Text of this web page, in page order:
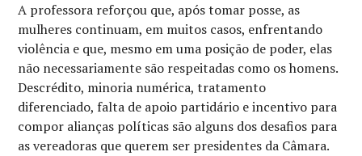
A professora reforçou que, após tomar posse, as
mulheres continuam, em muitos casos, enfrentando
violência e que, mesmo em uma posição de poder, elas
não necessariamente são respeitadas como os homens.
Descrédito, minoria numérica, tratamento
diferenciado, falta de apoio partidário e incentivo para
compor alianças políticas são alguns dos desafios para
as vereadoras que querem ser presidentes da Câmara.